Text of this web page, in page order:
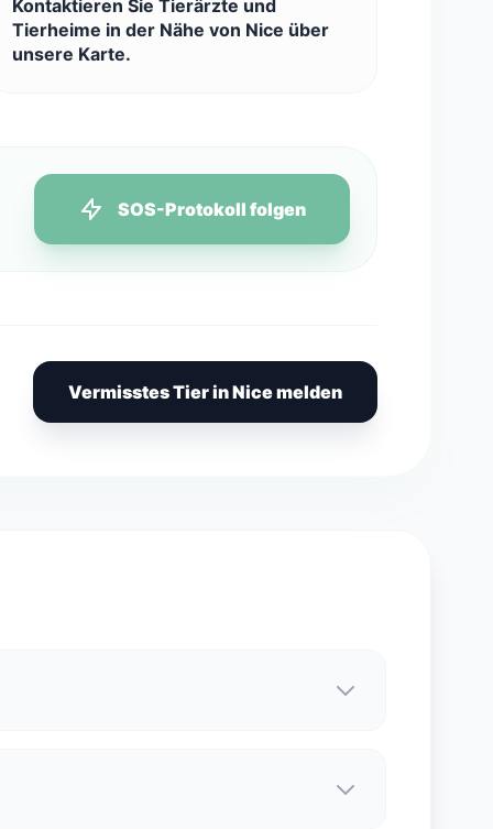
Kontaktieren Sie Tierärzte und
Tierheime in der Nähe von Nice über
unsere Karte.
SOS-Protokoll folgen
Vermisstes Tier in Nice melden